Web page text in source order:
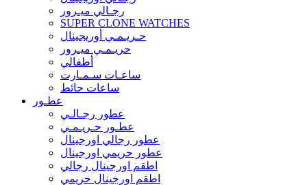
رجـالي ميـرور
SUPER CLONE WATCHES
حـريـمـي أوريجينال
حريـمـي ميـرور
أطفالي
ساعـات سـمـارت
ساعات حائط
عطـور
عطور رجـالـي
عطـور حـريـمـي
عطور رجالي اورجينال
عطور حريمي اورجينال
اطقم اورجينال رجالي
اطقم اورجينال حريمي